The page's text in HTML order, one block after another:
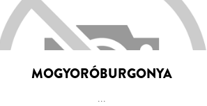
MOGYORÓBURGONYA
...